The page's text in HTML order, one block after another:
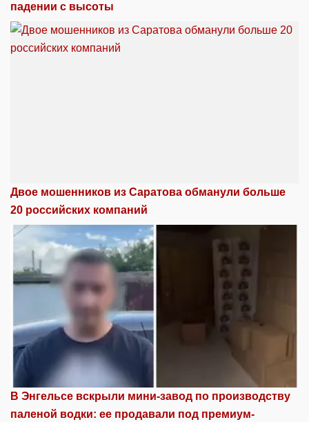
падении с высоты
Двое мошенников из Саратова обманули больше
20 российских компаний
В Энгельсе вскрыли мини-завод по производству
паленой водки: ее продавали под премиум-